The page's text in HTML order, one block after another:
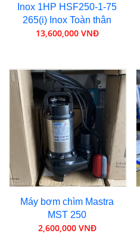
Inox 1HP HSF250-1-75
265(i) Inox Toàn thân
13,600,000 VNĐ
Máy bơm chìm Mastra
MST 250
2,600,000 VNĐ